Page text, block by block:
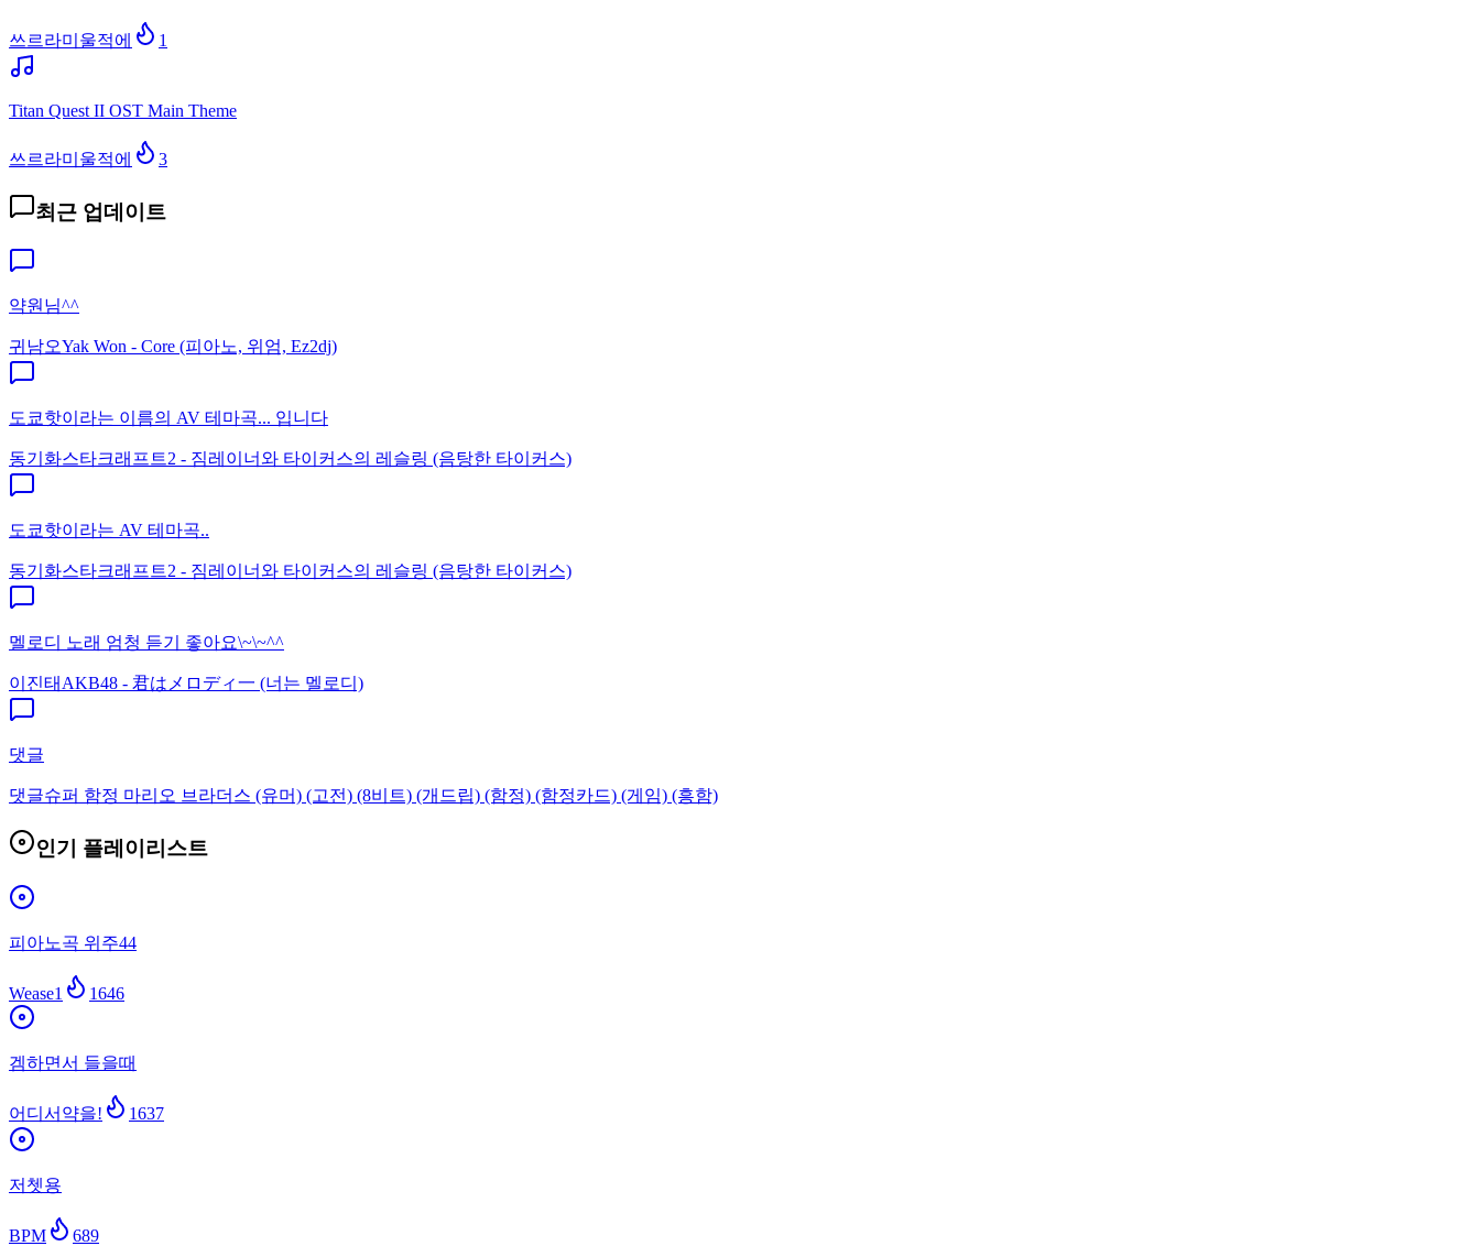
쓰르라미울적에 1
Titan Quest II OST Main Theme
쓰르라미울적에 3
최근 업데이트
약원님^^
귀남오Yak Won - Core (피아노, 위엄, Ez2dj)
도쿄핫이라는 이름의 AV 테마곡... 입니다
동기화스타크래프트2 - 짐레이너와 타이커스의 레슬링 (음탕한 타이커스)
도쿄핫이라는 AV 테마곡..
동기화스타크래프트2 - 짐레이너와 타이커스의 레슬링 (음탕한 타이커스)
멜로디 노래 엄청 듣기 좋아요\~\~^^
이진태 AKB48 - 君はメロディ一 (너는 멜로디)
댓글
댓글슈퍼 함정 마리오 브라더스 (유머) (고전) (8비트) (개드립) (함정) (함정카드) (게임) (흥함)
인기 플레이리스트
피아노곡 위주44
Wease1 1646
겜하면서 들을때
어디서약을! 1637
저쳇용
BPM 689